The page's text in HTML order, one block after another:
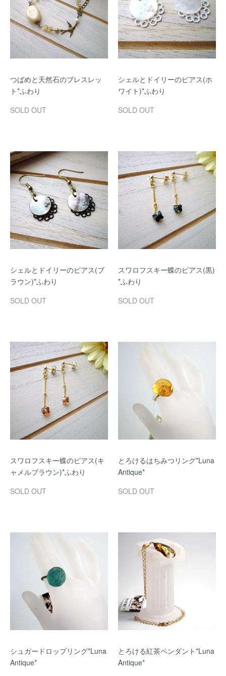
つばめと天然石のブレスレッ
ト*ふわり
SOLD OUT
シェルとドイリーのピアス(ホ
ワイト)*ふわり
SOLD OUT
シェルとドイリーのピアス(ブ
ラウン)*ふわり
SOLD OUT
スワロフスキー蝶のピアス(黒)
*ふわり
SOLD OUT
スワロフスキー蝶のピアス(キ
ャメルブラウン)*ふわり
SOLD OUT
とろけるはちみつリング*Luna
Antique*
SOLD OUT
シュガードロップリング*Luna
Antique*
とろける紅茶ペンダント*Luna
Antique*